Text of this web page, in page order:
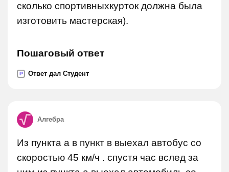
сколько спортивныхкурток должна была
изготовить мастерская).
Пошаговый ответ
P Ответ дал Студент
Алгебра
Из пункта а в пункт в выехал автобус со
скоростью 45 км/ч . спустя час вслед за